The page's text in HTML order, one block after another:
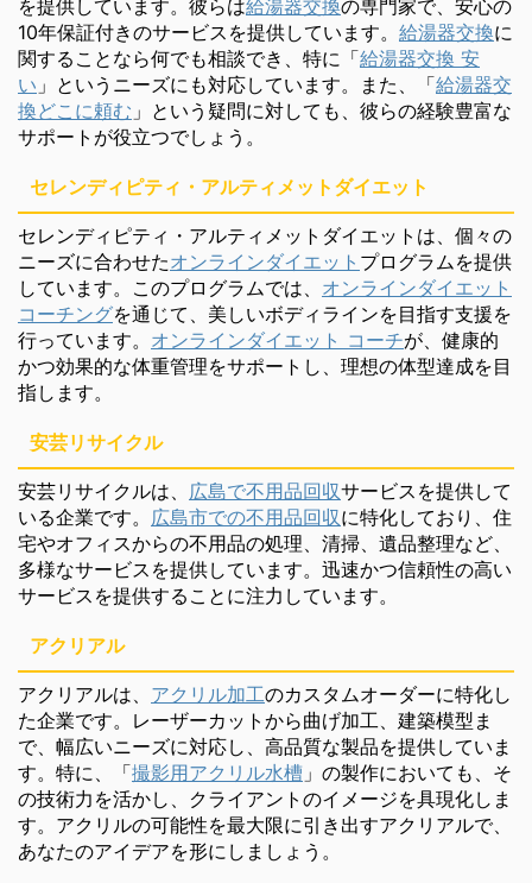
を提供しています。彼らは給湯器交換の専門家で、安心の
10年保証付きのサービスを提供しています。 給湯器交換に
関することなら何でも相談でき、特に「給湯器交換 安
い 」というニーズにも対応しています。また、「給湯器交
換どこに頼む 」という疑問に対しても、彼らの経験豊富な
サポートが役立つでしょう。
セレンディピティ・アルティメットダイエット
セレンディピティ・アルティメットダイエットは、個々の
ニーズに合わせたオンラインダイエット プログラムを提供
しています。このプログラムでは、 オンラインダイエット
コーチングを通じて、美しいボディラインを目指す支援を
行っています。 オンラインダイエット コーチが、健康的
かつ効果的な体重管理をサポートし、理想の体型達成を目
指します。
安芸リサイクル
安芸リサイクルは、 広島で不用品回収サービスを提供して
いる企業です。 広島市での不用品回収に特化しており、住
宅やオフィスからの不用品の処理、清掃、遺品整理など、
多様なサービスを提供しています。迅速かつ信頼性の高い
サービスを提供することに注力しています。
アクリアル
アクリアルは、 アクリル加工のカスタムオーダーに特化し
た企業です。レーザーカットから曲げ加工、建築模型ま
で、幅広いニーズに対応し、高品質な製品を提供していま
す。特に、「撮影用アクリル水槽 」の製作においても、そ
の技術力を活かし、クライアントのイメージを具現化しま
す。アクリルの可能性を最大限に引き出すアクリアルで、
あなたのアイデアを形にしましょう。